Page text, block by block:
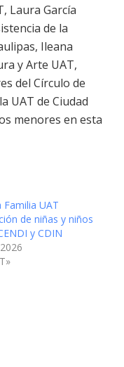
Laura García
de la
Ileana
y Arte UAT,
del Círculo de
UAT de Ciudad
menores en esta
Familia UAT
de niñas y niños
y CDIN